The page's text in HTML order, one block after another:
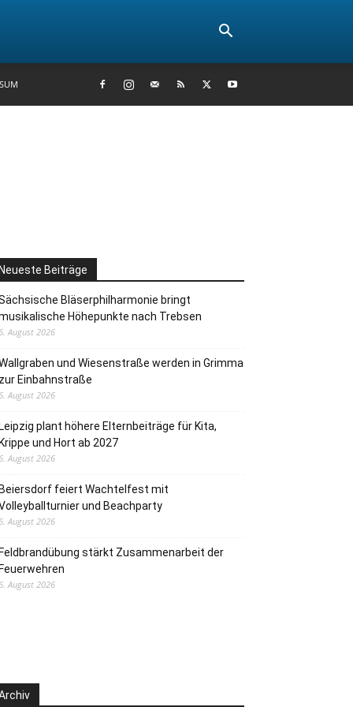
Beiträge
Bläserphilharmonie bringt
Höhepunkte nach Trebsen
August 2026
und Wiesenstraße werden in Grimma
Einbahnstraße
August 2026
plant höhere Elternbeiträge für Kita,
und Hort ab 2027
August 2026
feiert Wachtelfest mit
und Beachparty
August 2026
stärkt Zusammenarbeit der
August 2026